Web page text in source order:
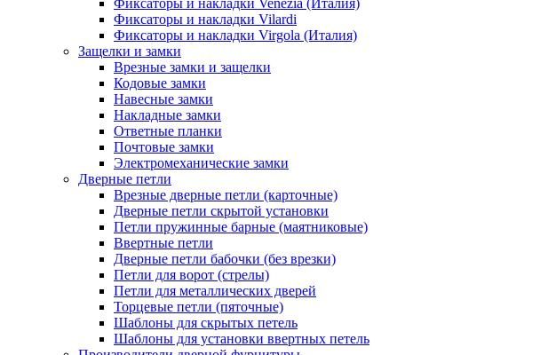
Фиксаторы и накладки Venezia (Италия)
Фиксаторы и накладки Vilardi
Фиксаторы и накладки Virgola (Италия)
Защелки и замки
Врезные замки и защелки
Кодовые замки
Навесные замки
Накладные замки
Ответные планки
Почтовые замки
Электромеханические замки
Дверные петли
Врезные дверные петли (карточные)
Дверные петли скрытой установки
Петли пружинные барные (маятниковые)
Ввертные петли
Дверные петли бабочки (без врезки)
Петли для ворот (стрелы)
Петли для металлических дверей
Торцевые петли (пяточные)
Шаблоны для скрытых петель
Шаблоны для установки ввертных петель